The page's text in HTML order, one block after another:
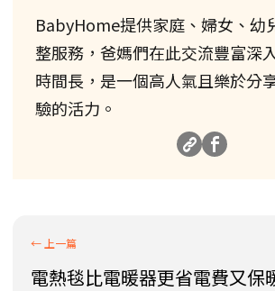
BabyHome提供家庭、婦女、幼
整服務，爸媽們在此交流豐富深
時間長，是一個高人氣且樂於分
驗的活力。
電熱毯比電暖器更省電費又保